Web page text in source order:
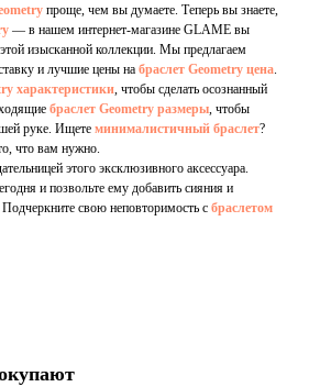
проще, чем вы думаете. Теперь вы знаете,
— в нашем интернет-магазине GLAME вы
изысканной коллекции. Мы предлагаем
и лучшие цены на браслет Geometry цена.
характеристики, чтобы сделать осознанный
браслет Geometry размеры, чтобы
руке. Ищете минималистичный браслет?
что вам нужно.
этого эксклюзивного аксессуара.
и позвольте ему добавить сияния и
свою неповторимость с браслетом